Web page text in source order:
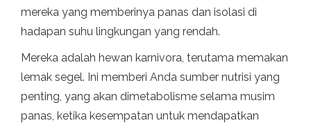
mereka yang memberinya panas dan isolasi di
hadapan suhu lingkungan yang rendah.
Mereka adalah hewan karnivora, terutama memakan
lemak segel. Ini memberi Anda sumber nutrisi yang
penting, yang akan dimetabolisme selama musim
panas, ketika kesempatan untuk mendapatkan